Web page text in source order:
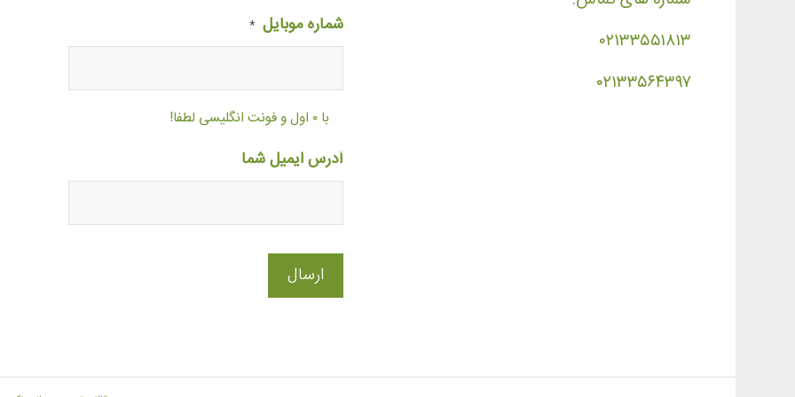
۰۲۱۳۳۵۵۱۸۱۳
۰۲۱۳۳۵۶۴۳۹۷
شماره موبایل *
با ۰ اول و فونت انگلیسی لطفا!
آدرس ایمیل شما